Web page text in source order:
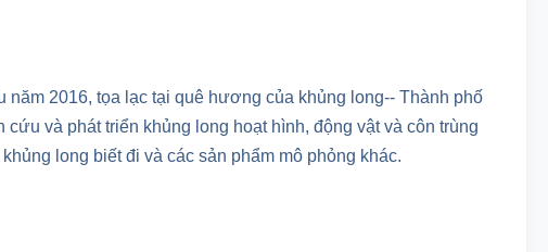
2016, tọa lạc tại quê hương của khủng long-- Thành phố
và phát triển khủng long hoạt hình, động vật và côn trùng
long biết đi và các sản phẩm mô phỏng khác.